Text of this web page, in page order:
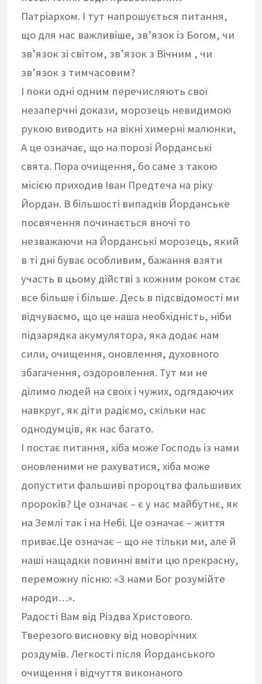
Патріархом. І тут напрошується питання,
що для нас важливіше, зв’язок із Богом, чи
зв’язок зі світом, зв’язок з Вічним , чи
зв’язок з тимчасовим?
І поки одні одним перечисляють свої
незаперчні докази, морозець невидимою
рукою виводить на вікні химерні малюнки,
А це означає, що на порозі Йорданські
свята. Пора очищення, бо саме з такою
місією приходив Іван Предтеча на ріку
Йордан. В більшості випадків Йорданське
посвячення починається вночі то
незважаючи на Йорданські морозець, який
в ті дні буває особливим, бажання взяти
участь в цьому дійстві з кожним роком стає
все більше і більше. Десь в підсвідомості ми
відчуваємо, що це наша необхідність, ніби
підзарядка акумулятора, яка додає нам
сили, очищення, оновлення, духовного
збагачення, оздоровлення. Тут ми не
ділимо людей на своїх і чужих, одгядаючих
навкруг, як діти радіємо, скільки нас
однодумців, як нас багато.
І постає питання, хіба може Господь із нами
оновленими не рахуватися, хіба може
допустити фальшиві пророцтва фальшивих
пророків? Це означає – є у нас майбутнє, як
на Землі так і на Небі. Це означає – життя
приває.Це означає – що не тільки ми, але й
наші нащадки повинні вміти цю прекрасну,
переможну пісню: «З нами Бог розумійте
народи…».
Радості Вам від Різдва Христового.
Тверезого висновку від новорічних
роздумів. Легкості після Йорданського
очищення і відчуття виконаного